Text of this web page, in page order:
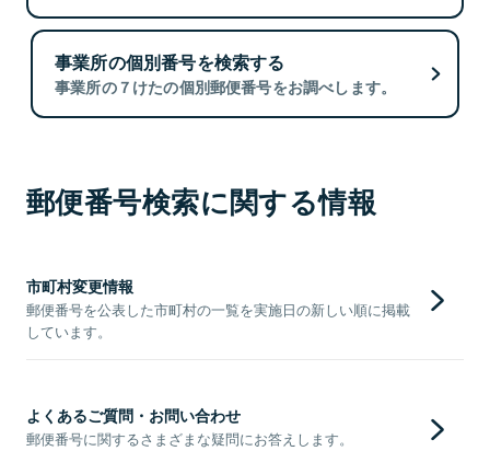
事業所の個別番号を検索する
事業所の７けたの個別郵便番号をお調べします。
郵便番号検索に関する情報
市町村変更情報
郵便番号を公表した市町村の一覧を実施日の新しい順に掲載
しています。
よくあるご質問・お問い合わせ
郵便番号に関するさまざまな疑問にお答えします。